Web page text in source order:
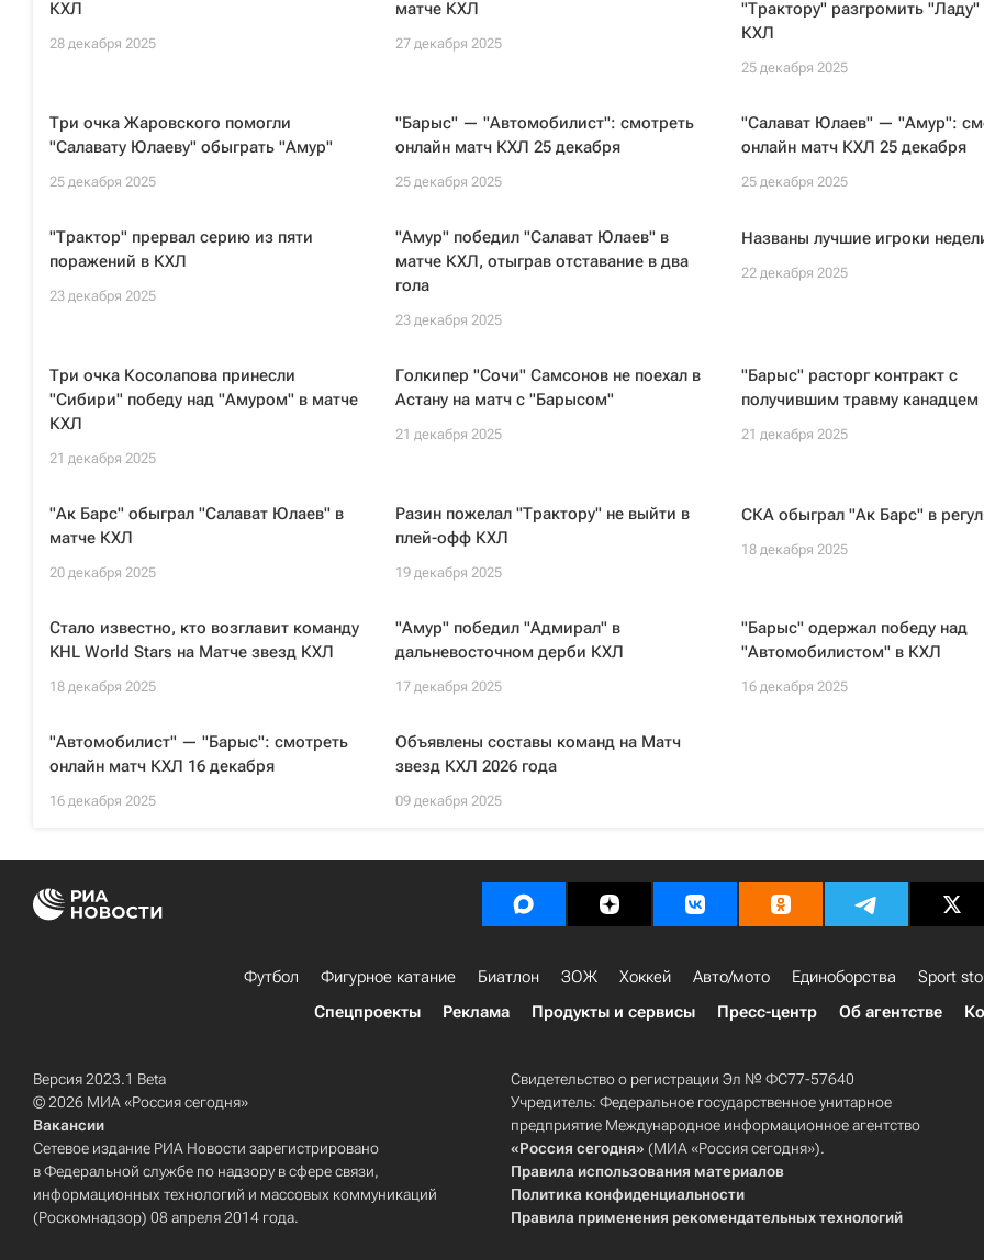
КХЛ
28 декабря 2025
матче КХЛ
27 декабря 2025
"Трактору" разгромить "Ладу"
КХЛ
25 декабря 2025
Три очка Жаровского помогли
"Салавату Юлаеву" обыграть "Амур"
25 декабря 2025
"Барыс" — "Автомобилист": смотреть
онлайн матч КХЛ 25 декабря
25 декабря 2025
"Салават Юлаев" — "Амур":
онлайн матч КХЛ 25 декабря
25 декабря 2025
"Трактор" прервал серию из пяти
поражений в КХЛ
23 декабря 2025
"Амур" победил "Салават Юлаев" в
матче КХЛ, отыграв отставание в два
гола
23 декабря 2025
Названы лучшие игроки
22 декабря 2025
Три очка Косолапова принесли
"Сибири" победу над "Амуром" в матче
КХЛ
21 декабря 2025
Голкипер "Сочи" Самсонов не поехал в
Астану на матч с "Барысом"
21 декабря 2025
"Барыс" расторг контракт с
получившим травму канадцем
21 декабря 2025
"Ак Барс" обыграл "Салават Юлаев" в
матче КХЛ
20 декабря 2025
Разин пожелал "Трактору" не выйти в
плей-офф КХЛ
19 декабря 2025
СКА обыграл "Ак Барс" в
18 декабря 2025
Стало известно, кто возглавит команду
KHL World Stars на Матче звезд КХЛ
18 декабря 2025
"Амур" победил "Адмирал" в
дальневосточном дерби КХЛ
17 декабря 2025
"Барыс" одержал победу над
"Автомобилистом" в КХЛ
16 декабря 2025
"Автомобилист" — "Барыс": смотреть
онлайн матч КХЛ 16 декабря
16 декабря 2025
Объявлены составы команд на Матч
звезд КХЛ 2026 года
09 декабря 2025
Футбол Фигурное катание Биатлон ЗОЖ Хоккей Авто/мото Единоборства Sport
Спецпроекты
Реклама Продукты и сервисы Пресс-центр Об агентстве
Версия 2023.1 Beta
© 2026 МИА «Россия сегодня»
Вакансии
Сетевое издание РИА Новости зарегистрировано
в Федеральной службе по надзору в сфере связи,
информационных технологий и массовых коммуникаций
(Роскомнадзор) 08 апреля 2014 года.
Свидетельство о регистрации Эл № ФС77-57640
Учредитель: Федеральное государственное унитарное
предприятие Международное информационное агентство
«Россия сегодня» (МИА «Россия сегодня»).
Правила использования материалов
Политика конфиденциальности
Правила применения рекомендательных технологий